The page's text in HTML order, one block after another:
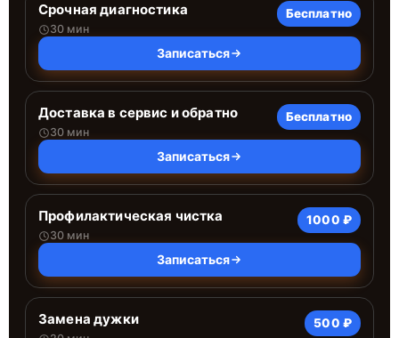
Срочная диагностика
30 мин
Бесплатно
Записаться
Доставка в сервис и обратно
30 мин
Бесплатно
Записаться
Профилактическая чистка
30 мин
1000 ₽
Записаться
Замена дужки 500 ₽